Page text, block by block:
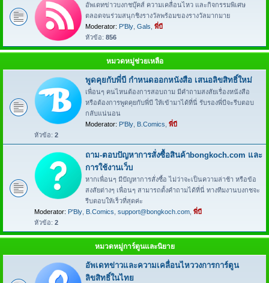
อัพเดทข่าวบงกชบุ๊คส์ ความเคลื่อนไหว และกิจกรรมพิเศษ
ตลอดจนร่วมสนุกชิงรางวัลพร้อมของรางวัลมากมาย
Moderator: P'Bly Gals พี่บี
หัวข้อ: 856
หมวดหมู่ช่วยเหลือ
พูดคุยกับพี่บี กำหนดออกหนังสือ เสนอลิขสิทธิ์ใหม่
เพื่อนๆ คนไหนต้องการสอบถาม มีคำถามสงสัยเรื่องหนังสือ
หรือต้องการพูดคุยกับพี่บี ให้เข้ามาได้ที่นี่ รับรองพี่บีจะรีบตอบ
กลับแน่นอน
Moderator: P'Bly B.Comics พี่บี
หัวข้อ: 2
ถาม-ตอบปัญหาการสั่งซื้อสินค้าbongkoch.com และ
การใช้งานเว็บ
หากเพื่อนๆ มีปัญหาการสั่งซื้อ ไม่ว่าจะเป็นความล่าช้า หรือข้อ
สงสัยต่างๆ เพื่อนๆ สามารถตั้งคำถามได้ที่นี่ ทางทีมงานบงกชจะ
รีบตอบให้เร็วที่สุดค่ะ
Moderator: P'Bly B.Comics support@bongkoch.com พี่บี
หัวข้อ: 2
หมวดหมู่การ์ตูนและนิยาย
อัพเดทข่าวและความเคลื่อนไหววงการการ์ตูน
ลิขสิทธิ์ในไทย